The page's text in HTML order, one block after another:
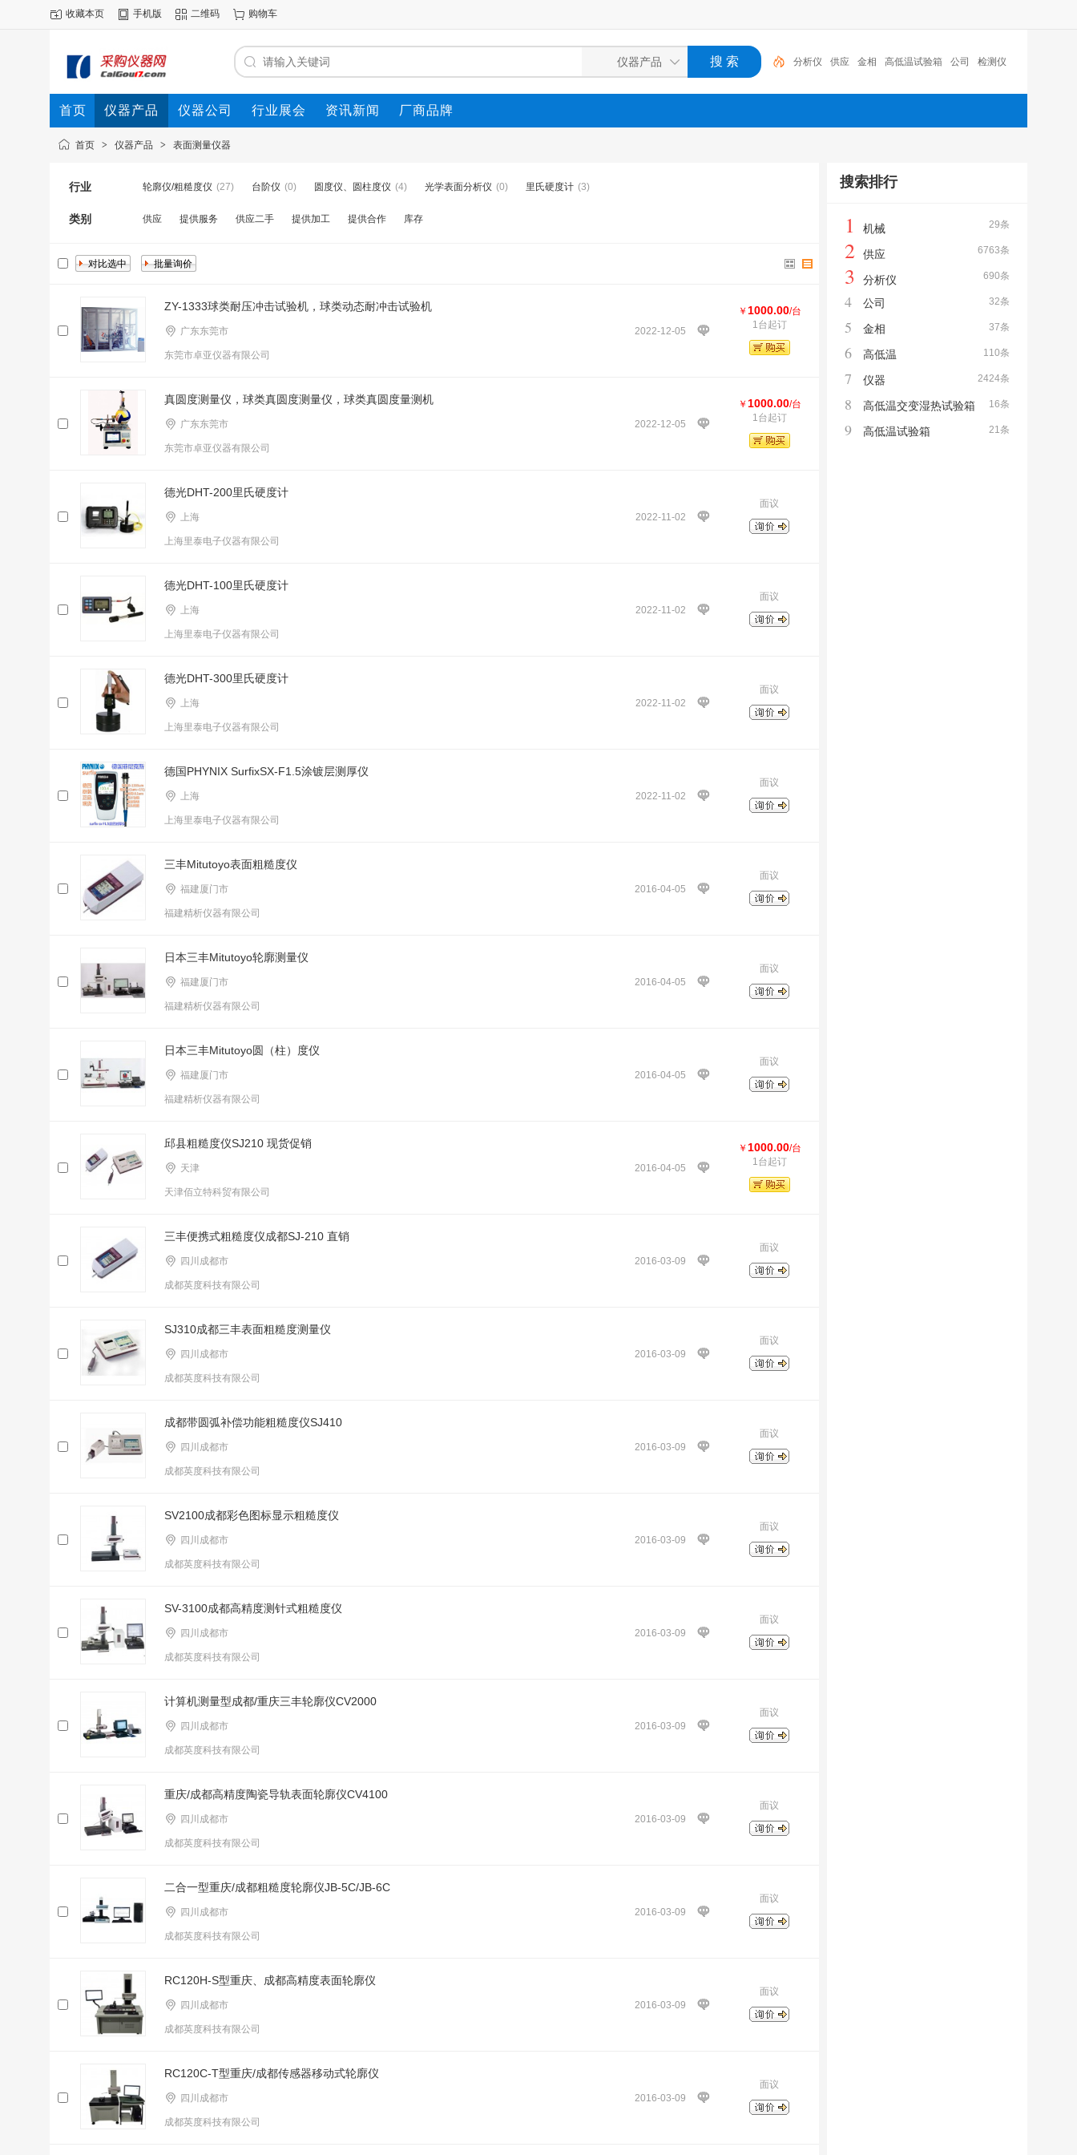
收藏本页 手机版 二维码 购物车
分析仪 供应 金相 高低温试验箱 公司 检测仪
高低温 冲击试验机 机械 仪器
首页 仪器产品 仪器公司 行业展会 资讯新闻 厂商品牌
首页 > 仪器产品 > 表面测量仪器
行业 轮廓仪/粗糙度仪 (27) 台阶仪 (0) 圆度仪、圆柱度仪 (4) 光学表面分析仪 (0) 里氏硬度计 (3)
类别 供应 提供服务 供应二手 提供加工 提供合作 库存
ZY-1333球类耐压冲击试验机，球类动态耐冲击试验机
2022-12-05
广东东莞市
东莞市卓亚仪器有限公司
￥ 1000.00/台
1台起订
真圆度测量仪，球类真圆度测量仪，球类真圆度量测机
2022-12-05
广东东莞市
东莞市卓亚仪器有限公司
￥ 1000.00/台
1台起订
德光DHT-200里氏硬度计
2022-11-02
上海
上海里泰电子仪器有限公司
面议
德光DHT-100里氏硬度计
2022-11-02
上海
上海里泰电子仪器有限公司
面议
德光DHT-300里氏硬度计
2022-11-02
上海
上海里泰电子仪器有限公司
面议
德国PHYNIX SurfixSX-F1.5涂镀层测厚仪
2022-11-02
上海
上海里泰电子仪器有限公司
面议
三丰Mitutoyo表面粗糙度仪
2016-04-05
福建厦门市
福建精析仪器有限公司
面议
日本三丰Mitutoyo轮廓测量仪
2016-04-05
福建厦门市
福建精析仪器有限公司
面议
日本三丰Mitutoyo圆（柱）度仪
2016-04-05
福建厦门市
福建精析仪器有限公司
面议
邱县粗糙度仪SJ210 现货促销
2016-04-05
天津
天津佰立特科贸有限公司
￥ 1000.00/台
1台起订
三丰便携式粗糙度仪成都SJ-210 直销
2016-03-09
四川成都市
成都英度科技有限公司
面议
SJ310成都三丰表面粗糙度测量仪
2016-03-09
四川成都市
成都英度科技有限公司
面议
成都带圆弧补偿功能粗糙度仪SJ410
2016-03-09
四川成都市
成都英度科技有限公司
面议
SV2100成都彩色图标显示粗糙度仪
2016-03-09
四川成都市
成都英度科技有限公司
面议
SV-3100成都高精度测针式粗糙度仪
2016-03-09
四川成都市
成都英度科技有限公司
面议
计算机测量型成都/重庆三丰轮廓仪CV2000
2016-03-09
四川成都市
成都英度科技有限公司
面议
重庆/成都高精度陶瓷导轨表面轮廓仪CV4100
2016-03-09
四川成都市
成都英度科技有限公司
面议
二合一型重庆/成都粗糙度轮廓仪JB-5C/JB-6C
2016-03-09
四川成都市
成都英度科技有限公司
面议
RC120H-S型重庆、成都高精度表面轮廓仪
2016-03-09
四川成都市
成都英度科技有限公司
面议
RC120C-T型重庆/成都传感器移动式轮廓仪
2016-03-09
四川成都市
成都英度科技有限公司
面议
搜索排行
29条
1 机械
6763条
2 供应
690条
3 分析仪
32条
4 公司
37条
5 金相
110条
6 高低温
2424条
7 仪器
16条
8 高低温交变湿热试验箱
21条
9 高低温试验箱